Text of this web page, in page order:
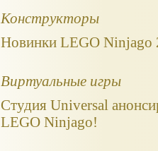
Конструкторы
Новинки LEGO Ninjago
Виртуальные игры
Студия Universal
LEGO Ninjago!